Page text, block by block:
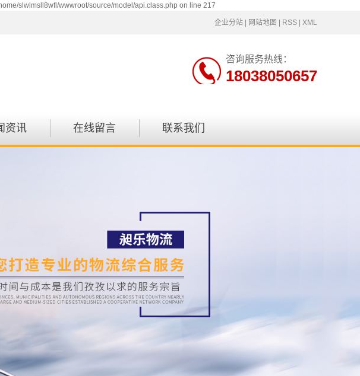
slwlmsll8wfl/wwwroot/source/model/api.class.php on line 217
企业分站 网站地图 RSS XML
咨询服务热线：
18038050657
资讯 在线留言 联系我们